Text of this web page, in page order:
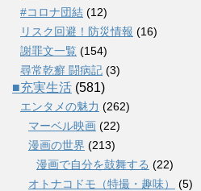
#コロナ団結 (12)
リスク回避！防災情報 (16)
謝罪文一覧 (154)
尋常乾癬 闘病記 (3)
■充実生活 (581)
エンタメの魅力 (262)
マーベル映画 (22)
漫画の世界 (213)
漫画で自分を鼓舞する (22)
オトナコドモ（特撮・趣味）
(5)